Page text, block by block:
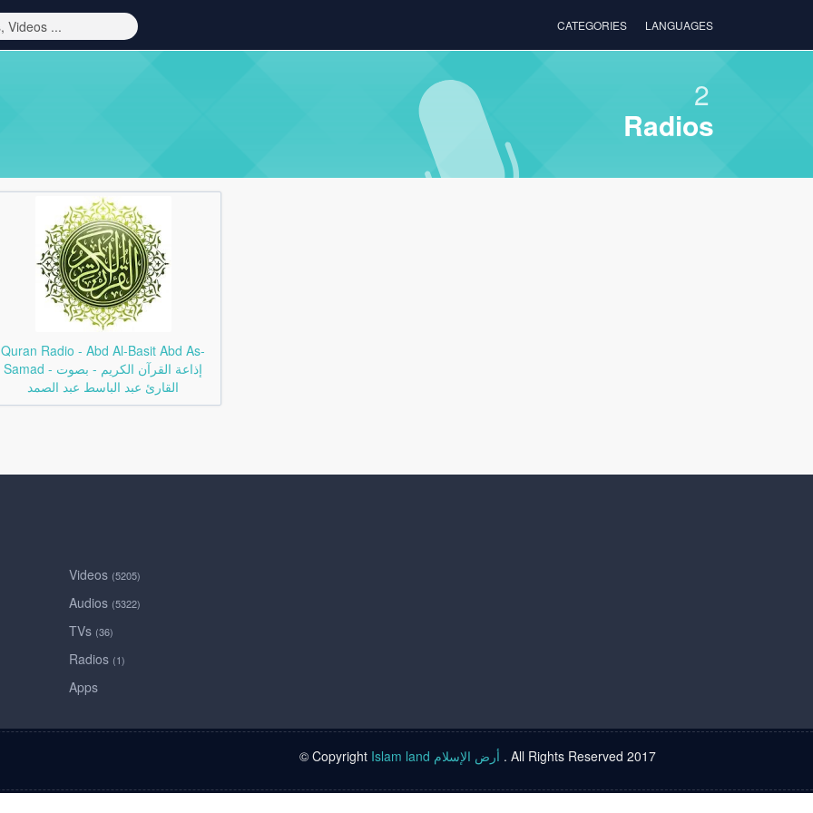
CATEGORIES LANGUAGES
2
Radios
Quran Radio - Abd Al-Basit Abd As-
Samad - إذاعة القرآن الكريم - بصوت
القارئ عبد الباسط عبد الصمد
Videos (5205)
Audios (5322)
TVs (36)
Radios (1)
Apps
© Copyright Islam land أرض الإسلام . All Rights Reserved 2017